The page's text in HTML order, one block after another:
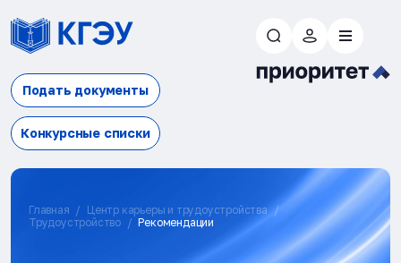
Подать документы
Конкурсные списки
Главная
Центр карьеры и трудоустройства
Трудоустройство
Рекомендации